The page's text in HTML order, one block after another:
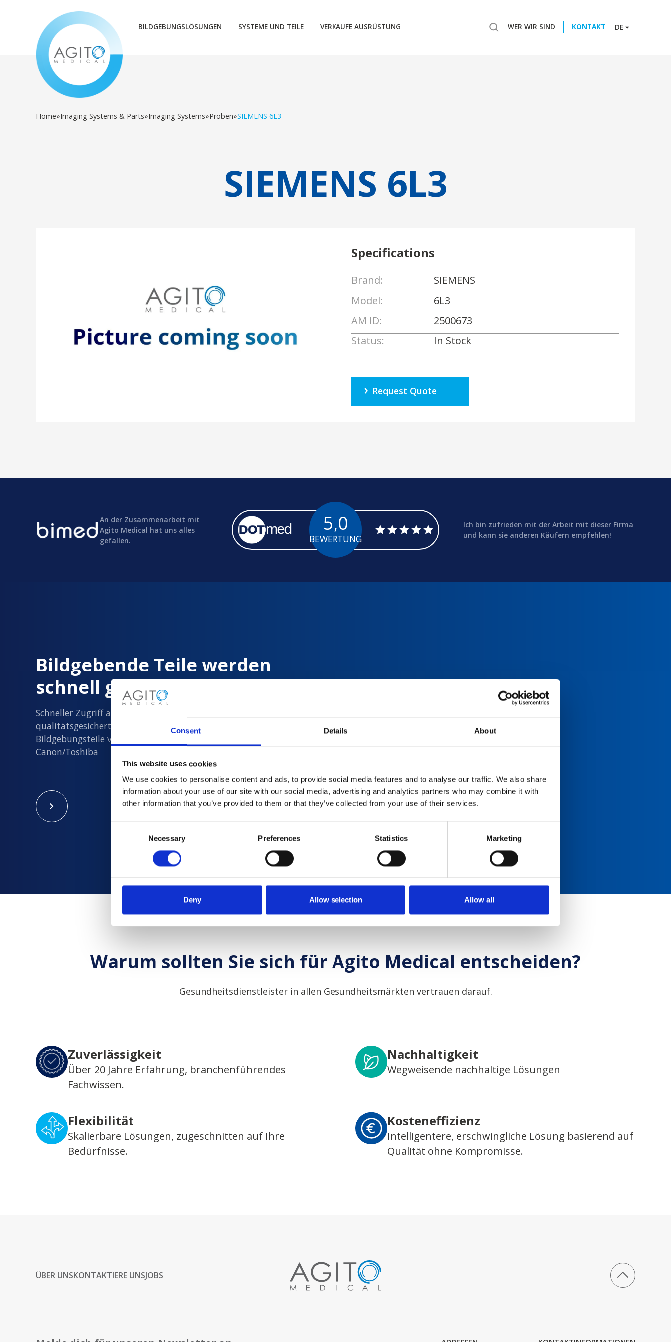
Consent Details About
This website uses cookies
We use cookies to personalise content and ads, to provide social media features and to analyse our traffic. We also share
information about your use of our site with our social media, advertising and analytics partners who may combine it with
other information that you’ve provided to them or that they’ve collected from your use of their services.
Necessary Preferences Statistics Marketing
Deny Allow selection Allow all
BILDGEBUNGSLÖSUNGEN SYSTEME UND TEILE VERKAUFE AUSRÜSTUNG WER WIR SIND KONTAKT DE
Home»Imaging Systems & Parts»Imaging Systems»Proben»SIEMENS 6L3
SIEMENS 6L3
Specifications
Brand:
SIEMENS
Model:
6L3
AM ID:
2500673
Status:
In Stock
Request Quote
An der Zusammenarbeit mit
Agito Medical hat uns alles
gefallen.
5,0
BEWERTUNG
Ich bin zufrieden mit der Arbeit mit dieser Firma
und kann sie anderen Käufern empfehlen!
Bildgebende Teile werden
schnell geliefert
Schneller Zugriff auf alle neuen und
qualitätsgesicherten gebrauchten
Bildgebungsteile von Philips, Siemens, GE und
Canon/Toshiba
Warum sollten Sie sich für Agito Medical entscheiden?
Gesundheitsdienstleister in allen Gesundheitsmärkten vertrauen darauf.
Zuverlässigkeit
Über 20 Jahre Erfahrung, branchenführendes
Fachwissen.
Nachhaltigkeit
Wegweisende nachhaltige Lösungen
Flexibilität
Skalierbare Lösungen, zugeschnitten auf Ihre
Bedürfnisse.
Kosteneffizienz
Intelligentere, erschwingliche Lösung basierend auf
Qualität ohne Kompromisse.
ÜBER UNSKONTAKTIERE UNSJOBS